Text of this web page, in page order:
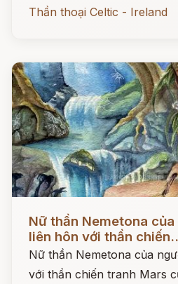
Thần thoại Celtic - Ireland
Nữ thần Nemetona
liên hôn với thần
Nữ thần Nemetona của
với thần chiến tranh Mars